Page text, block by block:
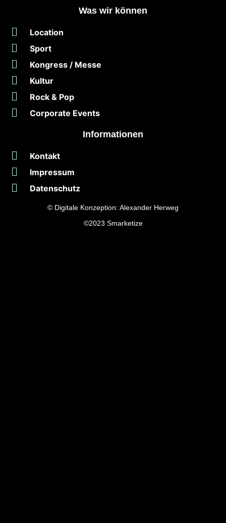
Informationen
Kontakt
Impressum
Datenschutz
Was wir können
Location
Sport
Kongress / Messe
Kultur
Rock & Pop
Corporate Events
© Digitale Konzeption: Alexander Herweg
©2023 Smarketize